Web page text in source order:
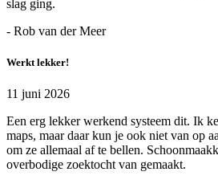
slag ging.
- Rob van der Meer
Werkt lekker!
11 juni 2026
Een erg lekker werkend systeem dit. Ik
maps, maar daar kun je ook niet van op
om ze allemaal af te bellen.
overbodige zoektocht van gemaakt.